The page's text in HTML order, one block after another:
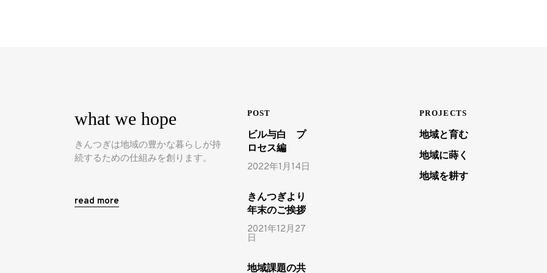
what we hope
きんつぎは地域の豊かな暮らしが持
続するための仕組みを創ります。
read more
POST
2022年1月14日
ビル与白 プ
ロセス編
2021年12月27
日
きんつぎより
年末のご挨拶
地域課題の共
PROJECTS
地域と育む
地域に蒔く
地域を耕す